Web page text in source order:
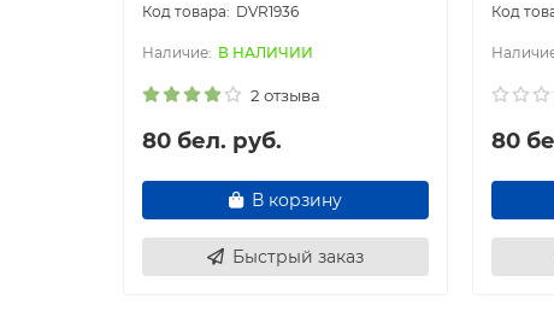
DVR1936
В НАЛИЧИИ
2 отзыва
80 бел. руб.
В корзину
Быстрый заказ
80